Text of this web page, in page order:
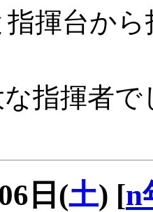
揮台か
指揮者
日(土) [n